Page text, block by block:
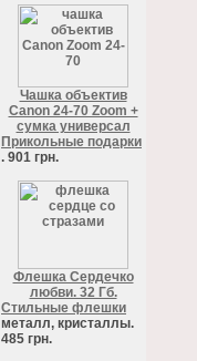
Чашка объектив
Canon 24-70 Zoom +
сумка универсал
Прикольные подарки
. 901 грн.
Флешка Сердечко
любви. 32 Гб.
Стильные флешки
металл, кристаллы.
485 грн.